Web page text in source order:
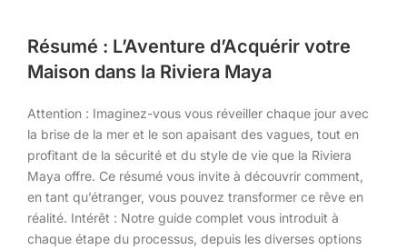
Résumé : L’Aventure d’Acquérir votre
Maison dans la Riviera Maya
Attention : Imaginez-vous vous réveiller chaque jour avec
la brise de la mer et le son apaisant des vagues, tout en
profitant de la sécurité et du style de vie que la Riviera
Maya offre. Ce résumé vous invite à découvrir comment,
en tant qu’étranger, vous pouvez transformer ce rêve en
réalité. Intérêt : Notre guide complet vous introduit à
chaque étape du processus, depuis les diverses options